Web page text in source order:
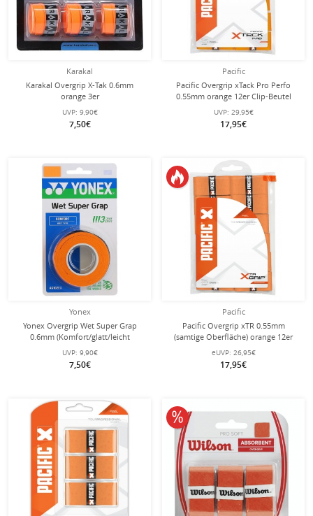
Karakal
Karakal Overgrip X-Tak 0.6mm
orange 3er
UVP: 9,90€
7,50€
Pacific
Pacific Overgrip xTack Pro Perfo
0.55mm orange 12er Clip-Beutel
UVP: 29,95€
17,95€
Yonex
Yonex Overgrip Wet Super Grap
0.6mm (Komfort/glatt/leicht
haftend) orange 3er
UVP: 9,90€
7,50€
Pacific
Pacific Overgrip xTR 0.55mm
(samtige Oberfläche) orange 12er
Clip-Beutel
eUVP: 26,95€
17,95€
10% reduziert